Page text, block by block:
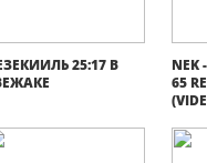
25:17 В
NEK
65